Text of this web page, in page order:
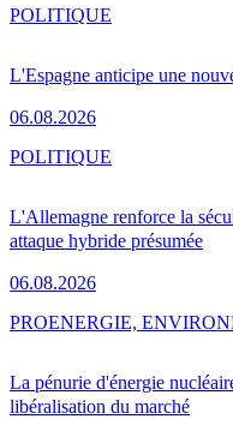
L'Espagne anticipe une
06.08.2026
POLITIQUE
L'Allemagne renforce la
attaque hybride présumée
06.08.2026
POLITIQUE
La pénurie d'énergie
libéralisation du marché
PROENERGIE,